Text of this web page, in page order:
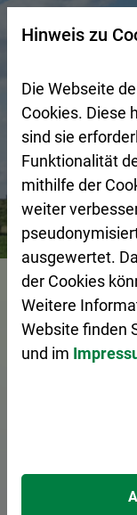
Zur Startseite
Zum Seitenanfang
Zur Navigation/
Zur Suche springen
Zum Inhalt springen
Zum Fußbereich
Bürgerservice
Vorlesen
Hinweis zu
Die Webseite
Cookies. Diese
sind sie
Funktionalität
mithilfe der
weiter
ausgewertet.
der Cookies
Weitere
Website finden
und im